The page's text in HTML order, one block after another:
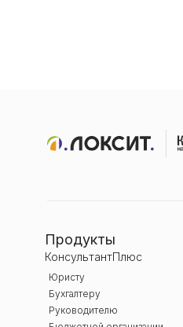
Продукты
КонсультантПлюс
Юристу
Бухгалтеру
Руководителю